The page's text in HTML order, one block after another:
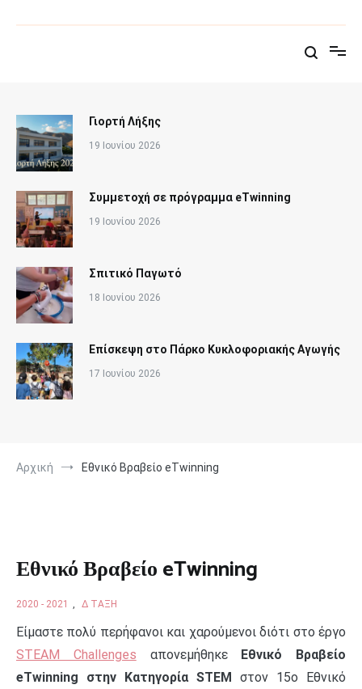
στο
Γιορτή Λήξης
19 Ιουνίου 2026
Συμμετοχή σε πρόγραμμα eTwinning
19 Ιουνίου 2026
Σπιτικό Παγωτό
18 Ιουνίου 2026
Επίσκεψη στο Πάρκο Κυκλοφοριακής Αγωγής
17 Ιουνίου 2026
Αρχική Εθνικό Βραβείο eTwinning
Εθνικό Βραβείο eTwinning
2020 - 2021 , Δ ΤΆΞΗ
Είμαστε πολύ περήφανοι και χαρούμενοι διότι στο έργο
STEAM Challenges απονεμήθηκε Εθνικό Βραβείο
eTwinning στην Κατηγορία STEM στον 15o Εθνικό